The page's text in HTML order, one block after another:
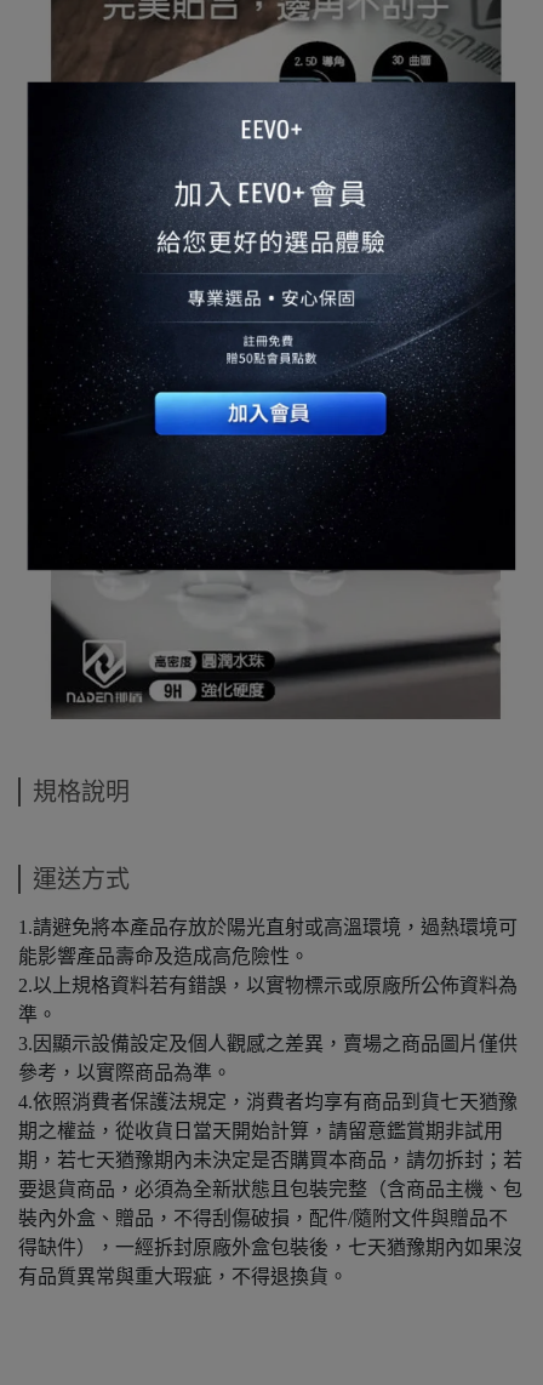
規格說明
運送方式
1.請避免將本產品存放於陽光直射或高溫環境，過熱環境可
能影響產品壽命及造成高危險性。
2.以上規格資料若有錯誤，以實物標示或原廠所公佈資料為
準。
3.因顯示設備設定及個人觀感之差異，賣場之商品圖片僅供
參考，以實際商品為準。
4.依照消費者保護法規定，消費者均享有商品到貨七天猶豫
期之權益，從收貨日當天開始計算，請留意鑑賞期非試用
期，若七天猶豫期內未決定是否購買本商品，請勿拆封；若
要退貨商品，必須為全新狀態且包裝完整（含商品主機、包
裝內外盒、贈品，不得刮傷破損，配件/隨附文件與贈品不
得缺件），一經拆封原廠外盒包裝後，七天猶豫期內如果沒
有品質異常與重大瑕疵，不得退換貨。